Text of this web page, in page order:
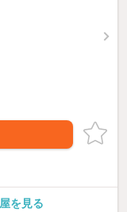
を見る